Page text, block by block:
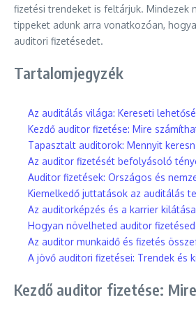
fizetési trendeket is feltárjuk. Mindezek
tippeket adunk arra vonatkozóan,
auditori fizetésedet.
Tartalomjegyzék
Az auditálás világa: Kereseti
Kezdő auditor fizetése: Mire
Tapasztalt auditorok: Mennyit
Az auditor fizetését befolyásoló
Auditor fizetések: Országos és
Kiemelkedő juttatások az auditálás
Az auditorképzés és a karrier
Hogyan növelheted auditor
Az auditor munkaidő és fizetés
A jövő auditori fizetései: Trendek és
Kezdő auditor fizetése: